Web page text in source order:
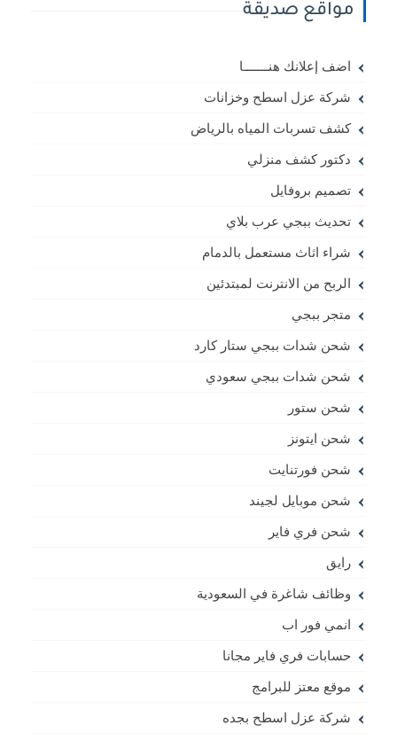
مواقع صديقة
اضف إعلانك هنـــــــا
شركة عزل اسطح وخزانات
كشف تسربات المياه بالرياض
دكتور كشف منزلي
تصميم بروفايل
تحديث ببجي عرب بلاي
شراء اثاث مستعمل بالدمام
الربح من الانترنت لمبتدئين
متجر ببجي
شحن شدات ببجي ستار كارد
شحن شدات ببجي سعودي
شحن ستور
شحن ايتونز
شحن فورتنايت
شحن موبايل لجيند
شحن فري فاير
رايق
وظائف شاغرة في السعودية
انمي فور اب
حسابات فري فاير مجانا
موقع معتز للبرامج
شركة عزل اسطح بجده